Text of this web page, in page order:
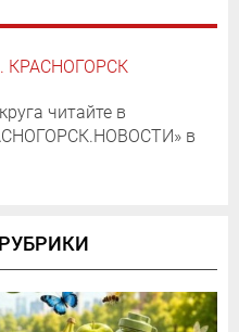
КРАСНОГОРСК
читайте в
в